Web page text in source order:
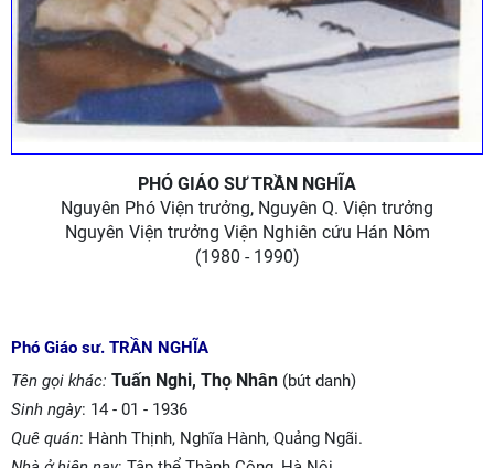
PHÓ GIÁO SƯ TRẦN NGHĨA
Nguyên Phó Viện trưởng, Nguyên Q. Viện trưởng
Nguyên Viện trưởng Viện Nghiên cứu Hán Nôm
(1980 - 1990)
Phó Giáo sư. TRẦN NGHĨA
Tên gọi khác: Tuấn Nghi, Thọ Nhân (bút danh)
Sinh ngày: 14 - 01 - 1936
Quê quán: Hành Thịnh, Nghĩa Hành, Quảng Ngãi.